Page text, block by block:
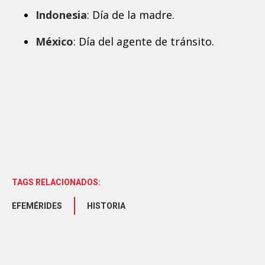
Indonesia: Día de la madre.
México: Día del agente de tránsito.
TAGS RELACIONADOS:
EFEMÉRIDES HISTORIA